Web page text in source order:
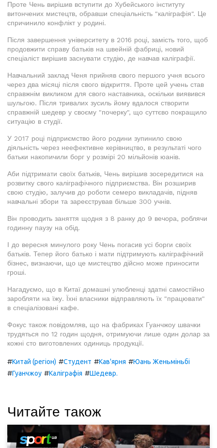
Проте Чень вирішив вступити до Хубейського інституту
витончених мистецтв, обравши спеціальність "каліграфія". Це
спричинило конфлікт у родині.
Після завершення університету в 2016 році, замість того, щоб
продовжити справу батьків на швейній фабриці, новий
спеціаліст вирішив заснувати студію, де навчав каліграфії.
Навчальний заклад Ченя прийняв свого першого учня всього
через два місяці після свого відкриття. Проте цей учень став
справжнім викликом для свого наставника, оскільки виявився
шульгою. Після тривалих зусиль йому вдалося створити
справжній шедевр у своєму "почерку", що суттєво покращило
ситуацію в студії.
У 2017 році підприємство його родини зупинило свою
діяльність через неефективне керівництво, в результаті чого
батьки накопичили борг у розмірі 20 мільйонів юанів.
Аби підтримати своїх батьків, Чень вирішив зосередитися на
розвитку свого каліграфічного підприємства. Він розширив
свою студію, залучив до роботи семеро викладачів, підняв
навчальні збори та зареєстрував більше 300 учнів.
Він проводить заняття щодня з 8 ранку до 9 вечора, роблячи
годинну паузу на обід.
І до вересня минулого року Чень погасив усі борги своїх
батьків. Тепер його батько і мати підтримують каліграфічний
бізнес, визнаючи, що це мистецтво дійсно може приносити
гроші.
Нагадуємо, що в Китаї домашні улюбленці здатні самостійно
заробляти на їжу. Їхні власники відправляють їх "працювати"
в спеціалізовані кафе.
Фокус також повідомляв, що на фабриках Гуанчжоу швачки
трудяться по 12 годин щодня, отримуючи лише один долар за
кожні сто виготовлених одиниць продукції.
#Китай (регіон) #Студент #Кав'ярня #Юань Женьміньбі
#Гуанчжоу #Каліграфія #Шедевр.
Читайте також